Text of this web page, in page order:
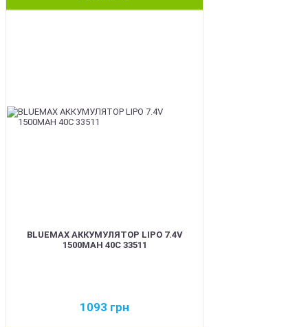
BLUEMAX АККУМУЛЯТОР LIPO 7.4V
1500MAH 40C 33511
1093 грн